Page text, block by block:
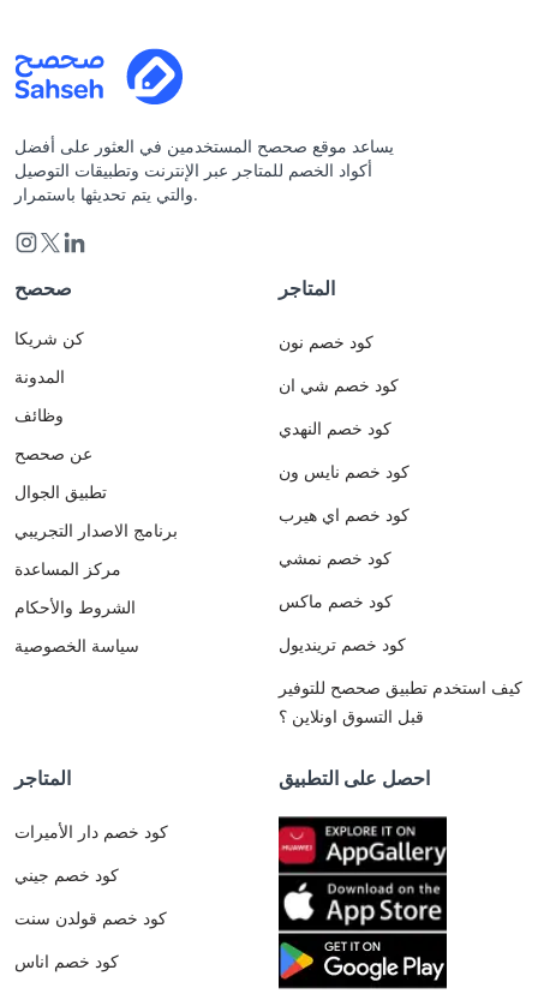
يساعد موقع صحصح المستخدمين في العثور على أفضل
أكواد الخصم للمتاجر عبر الإنترنت وتطبيقات التوصيل
والتي يتم تحديثها باستمرار.
صحصح
كن شريكا
المدونة
وظائف
عن صحصح
تطبيق الجوال
برنامج الاصدار التجريبي
مركز المساعدة
الشروط والأحكام
سياسة الخصوصية
المتاجر
كود خصم نون
كود خصم شي ان
كود خصم النهدي
كود خصم نايس ون
كود خصم اي هيرب
كود خصم نمشي
كود خصم ماكس
كود خصم ترينديول
كيف استخدم تطبيق صحصح للتوفير
قبل التسوق اونلاين ؟
المتاجر
كود خصم دار الأميرات
كود خصم جيني
كود خصم قولدن سنت
كود خصم اناس
احصل على التطبيق